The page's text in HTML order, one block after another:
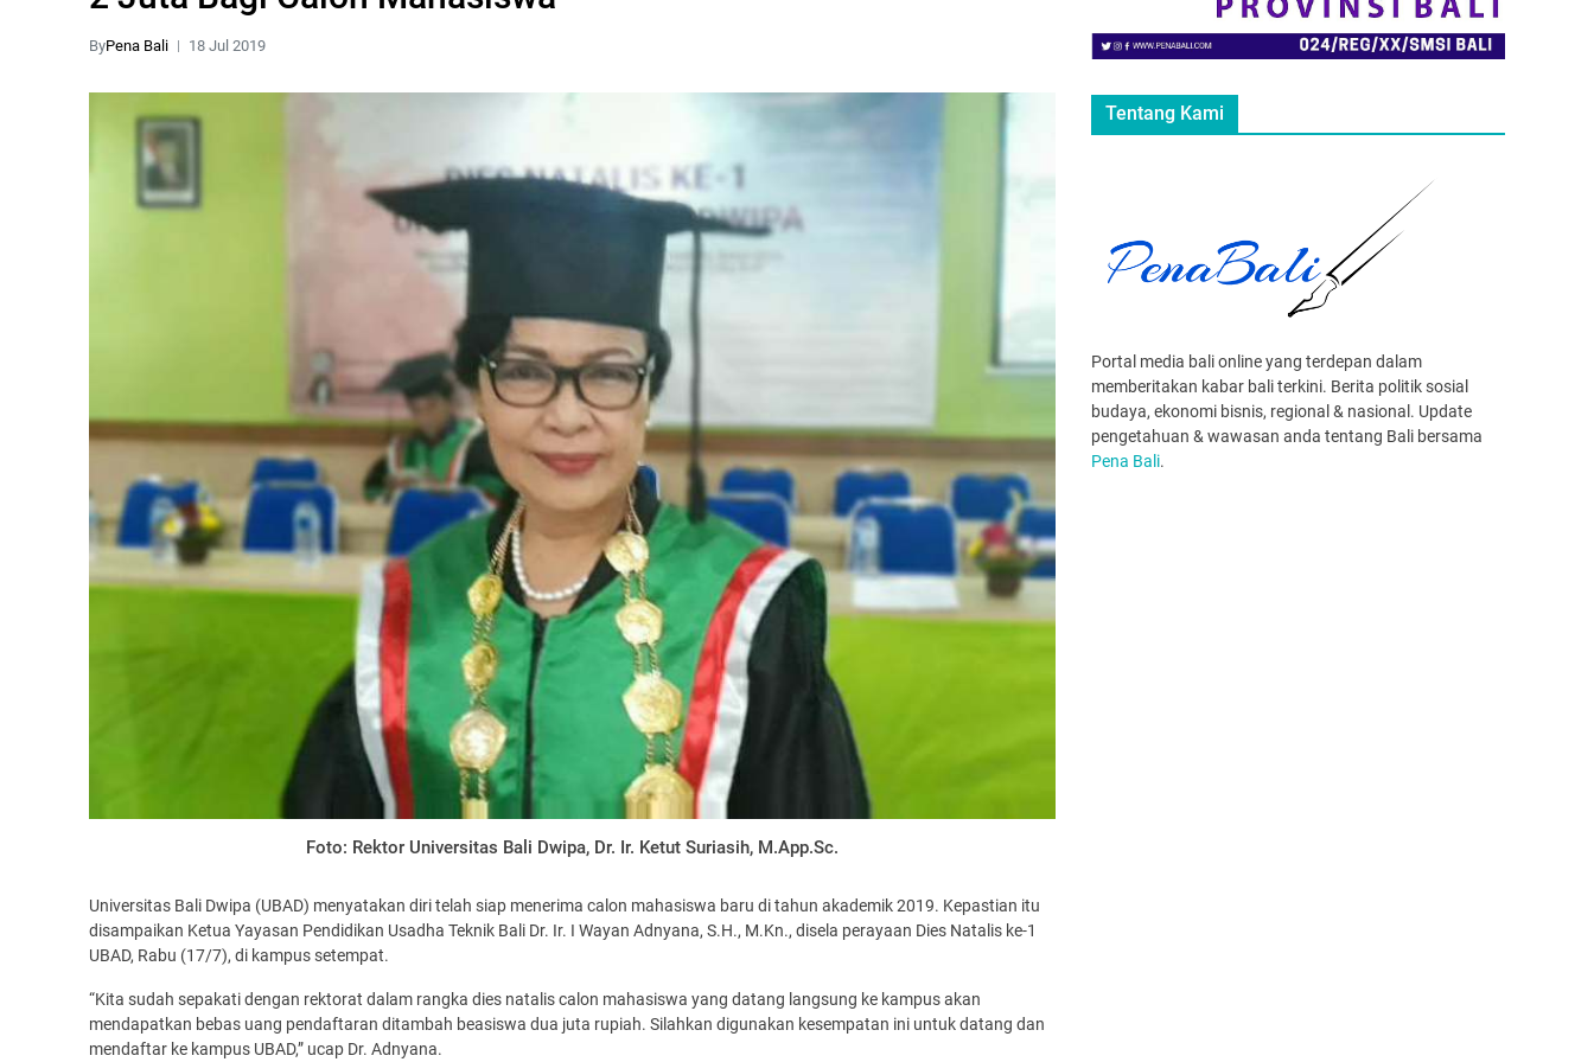
ByPena Bali 18 Jul 2019
Foto: Rektor Universitas Bali Dwipa, Dr. Ir. Ketut Suriasih, M.App.Sc.
Universitas Bali Dwipa (UBAD) menyatakan diri telah siap menerima calon mahasiswa baru di tahun akademik 2019. Kepastian itu
disampaikan Ketua Yayasan Pendidikan Usadha Teknik Bali Dr. Ir. I Wayan Adnyana, S.H., M.Kn., disela perayaan Dies Natalis ke-1
UBAD, Rabu (17/7), di kampus setempat.
“Kita sudah sepakati dengan rektorat dalam rangka dies natalis calon mahasiswa yang datang langsung ke kampus akan
mendapatkan bebas uang pendaftaran ditambah beasiswa dua juta rupiah. Silahkan digunakan kesempatan ini untuk datang dan
mendaftar ke kampus UBAD,” ucap Dr. Adnyana.
Tentang Kami
Portal media bali online yang terdepan dalam
memberitakan kabar bali terkini. Berita politik sosial
budaya, ekonomi bisnis, regional & nasional. Update
pengetahuan & wawasan anda tentang Bali bersama
Pena Bali.